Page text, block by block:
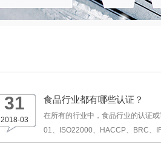
31
2018-03
食品行业都有哪些认证？
在所有的行业中，食品行业的认证
01、ISO22000、HACCP、BRC、